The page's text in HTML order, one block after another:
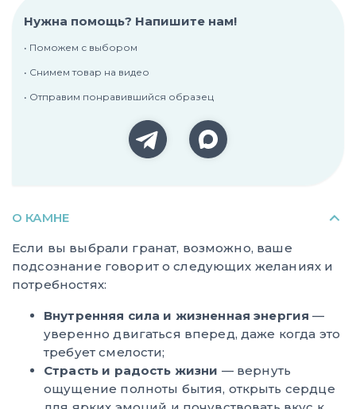
Нужна помощь? Напишите нам!
• Поможем с выбором
• Снимем товар на видео
• Отправим понравившийся образец
О КАМНЕ
Если вы выбрали гранат, возможно, ваше
подсознание говорит о следующих желаниях и
потребностях:
Внутренняя сила и жизненная энергия —
уверенно двигаться вперед, даже когда это
требует смелости;
Страсть и радость жизни — вернуть
ощущение полноты бытия, открыть сердце